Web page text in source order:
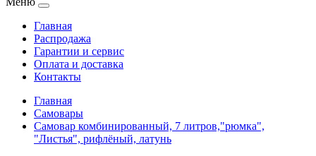
Главная
Распродажа
Гарантии и сервис
Оплата и доставка
Контакты
Главная
Самовары
Самовар комбинированный, 7 литров,"рюмка",
"Листья", рифлёный, латунь